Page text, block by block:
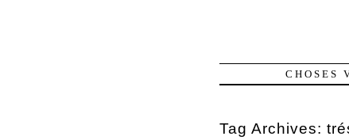
CHOSES
Tag Archives: